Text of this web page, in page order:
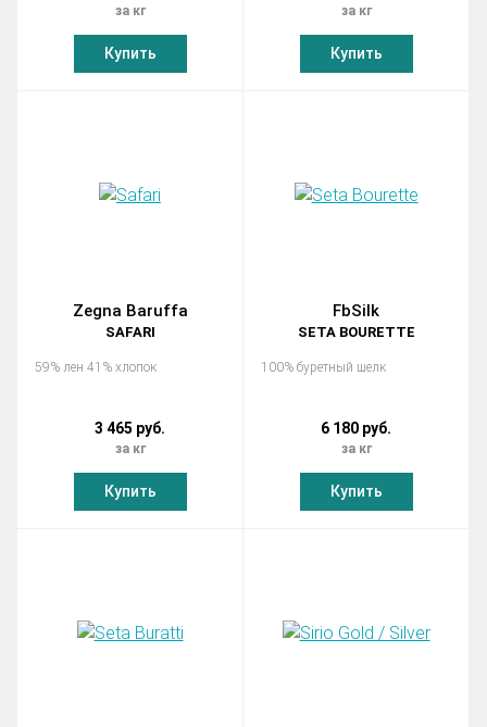
за кг
Купить
за кг
Купить
Zegna Baruffa
SAFARI
59% лен 41% хлопок
3 465 руб.
за кг
Купить
FbSilk
SETA BOURETTE
100% буретный шелк
6 180 руб.
за кг
Купить